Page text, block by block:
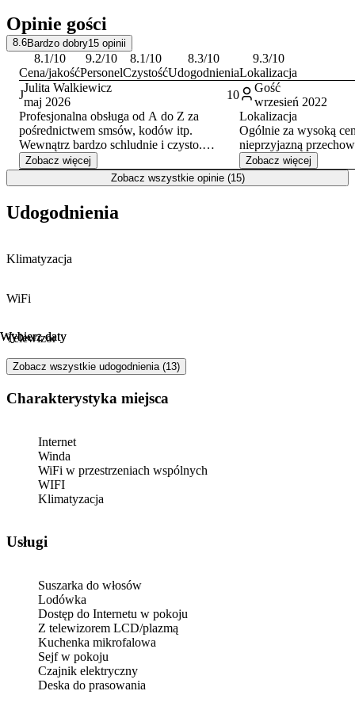
Opinie gości
8.6Bardzo dobry15 opinii
8.1/10
Cena/jakość
9.2/10
Personel
8.1/10
Czystość
8.3/10
Udogodnienia
9.3/10
Lokalizacja
J
Julita Walkiewicz
maj 2026
10
Profesjonalna obsługa od A do Z za
pośrednictwem smsów, kodów itp.
Wewnątrz bardzo schludnie i czysto.
Wszystko, co potrzebne zarówno na krótki
wypad, city break czy nawet dłuższy pobyt.
Mile zaskoczyła mnie podręczna deska do
Byłam w różnych hotelach i na suszarce do
Zobacz więcej
Gość
wrzesień 2022
Lokalizacja
Ogólnie za wysoką
nieprzyjazną
stylowego pokoju w
Konkrety: smród
łóżko wciśnięte
Zobacz więcej
Zobacz wszystkie opinie (15)
Wybierz daty
Wybierz daty
Udogodnienia
Klimatyzacja
WiFi
Telewizor
Zobacz wszystkie udogodnienia (13)
Charakterystyka miejsca
Internet
Winda
WiFi w przestrzeniach wspólnych
WIFI
Klimatyzacja
Usługi
Suszarka do włosów
Lodówka
Dostęp do Internetu w pokoju
Z telewizorem LCD/plazmą
Kuchenka mikrofalowa
Sejf w pokoju
Czajnik elektryczny
Deska do prasowania